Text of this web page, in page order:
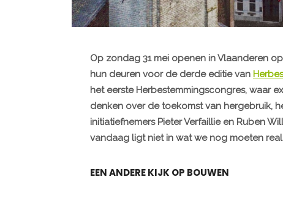
Op zondag 31 mei openen in Vlaanderen
hun deuren voor de derde editie van
het eerste Herbestemmingscongres, waar
denken over de toekomst van hergebruik,
initiatiefnemers Pieter Verfaillie en Ruben
vandaag ligt niet in wat we nog moeten
EEN ANDERE KIJK OP BOUWEN